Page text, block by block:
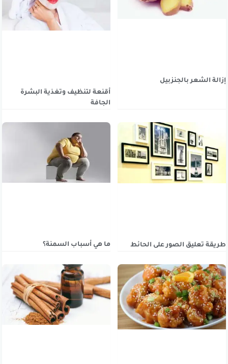
إزالة الشعر بالجنزبيل
أقنعة لتنظيف وتغذية البشرة
الجافة
طريقة تعليق الصور على الحائط ما هي أسباب السمنة؟